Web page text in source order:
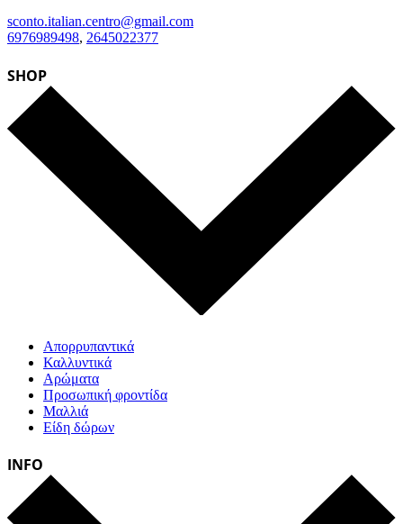
sconto.italian.centro@gmail.com
6976989498, 2645022377
SHOP
Απορρυπαντικά
Καλλυντικά
Αρώματα
Προσωπική φροντίδα
Μαλλιά
Είδη δώρων
INFO